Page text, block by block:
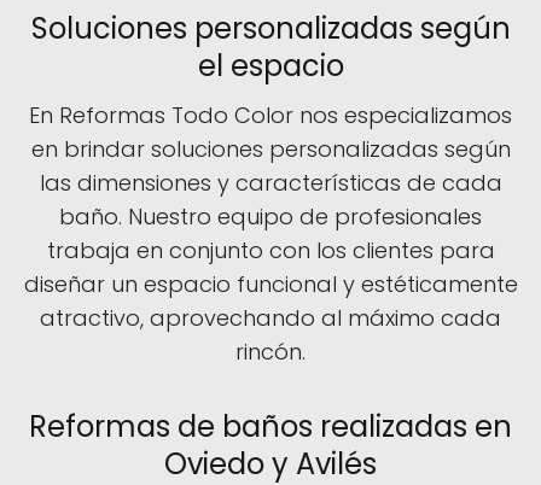
Soluciones personalizadas según
el espacio
En Reformas Todo Color nos especializamos
en brindar soluciones personalizadas según
las dimensiones y características de cada
baño. Nuestro equipo de profesionales
trabaja en conjunto con los clientes para
diseñar un espacio funcional y estéticamente
atractivo, aprovechando al máximo cada
rincón.
Reformas de baños realizadas en
Oviedo y Avilés